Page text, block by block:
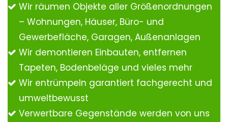
Wir räumen Objekte aller Größenordnungen
– Wohnungen, Häuser, Büro- und
Gewerbefläche, Garagen, Außenanlagen
Wir demontieren Einbauten, entfernen
Tapeten, Bodenbeläge und vieles mehr
Wir entrümpeln garantiert fachgerecht und
umweltbewusst
Verwertbare Gegenstände werden von uns